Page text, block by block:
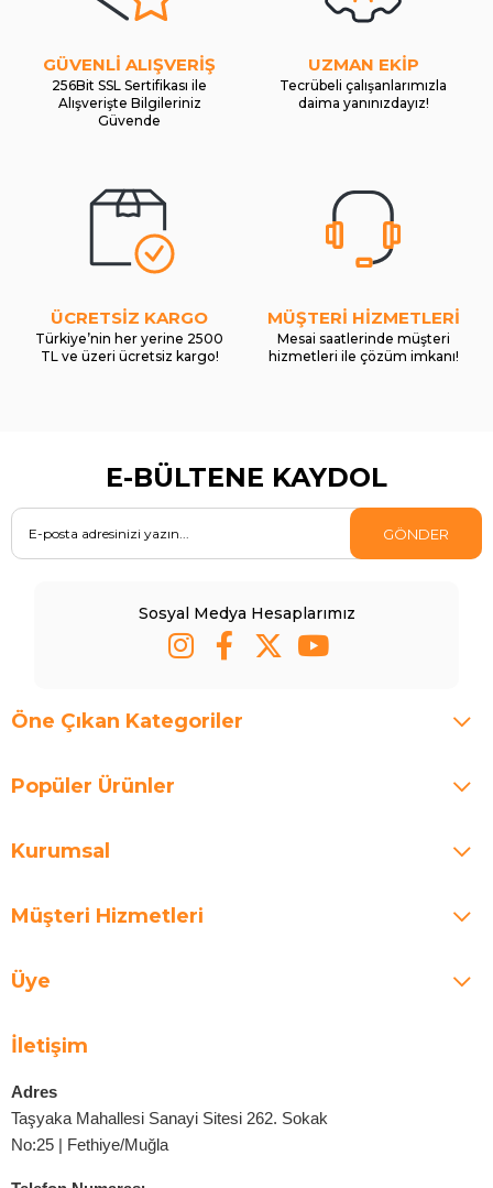
GÜVENLİ ALIŞVERİŞ
256Bit SSL Sertifikası ile
Alışverişte Bilgileriniz
Güvende
UZMAN EKİP
Tecrübeli çalışanlarımızla
daima yanınızdayız!
ÜCRETSİZ KARGO
Türkiye’nin her yerine 2500
TL ve üzeri ücretsiz kargo!
MÜŞTERİ HİZMETLERİ
Mesai saatlerinde müşteri
hizmetleri ile çözüm imkanı!
E-BÜLTENE KAYDOL
GÖNDER
Sosyal Medya Hesaplarımız
Öne Çıkan Kategoriler
Popüler Ürünler
Kurumsal
Müşteri Hizmetleri
Üye
İletişim
Adres
Taşyaka Mahallesi Sanayi Sitesi 262. Sokak
No:25 | Fethiye/Muğla